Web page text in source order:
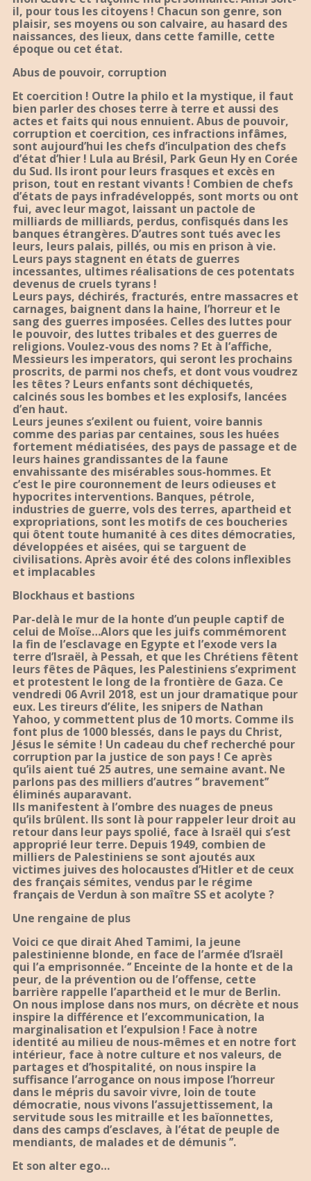
il, pour tous les citoyens ! Chacun son genre, son
plaisir, ses moyens ou son calvaire, au hasard des
naissances, des lieux, dans cette famille, cette
époque ou cet état.
Abus de pouvoir, corruption
Et coercition ! Outre la philo et la mystique, il faut
bien parler des choses terre à terre et aussi des
actes et faits qui nous ennuient. Abus de pouvoir,
corruption et coercition, ces infractions infâmes,
sont aujourd’hui les chefs d’inculpation des chefs
d’état d’hier ! Lula au Brésil, Park Geun Hy en Corée
du Sud. Ils iront pour leurs frasques et excès en
prison, tout en restant vivants ! Combien de chefs
d’états de pays infradéveloppés, sont morts ou ont
fui, avec leur magot, laissant un pactole de
milliards de milliards, perdus, confisqués dans les
banques étrangères. D’autres sont tués avec les
leurs, leurs palais, pillés, ou mis en prison à vie.
Leurs pays stagnent en états de guerres
incessantes, ultimes réalisations de ces potentats
devenus de cruels tyrans !
Leurs pays, déchirés, fracturés, entre massacres et
carnages, baignent dans la haine, l’horreur et le
sang des guerres imposées. Celles des luttes pour
le pouvoir, des luttes tribales et des guerres de
religions. Voulez-vous des noms ? Et à l’affiche,
Messieurs les imperators, qui seront les prochains
proscrits, de parmi nos chefs, et dont vous voudrez
les têtes ? Leurs enfants sont déchiquetés,
calcinés sous les bombes et les explosifs, lancées
d’en haut.
Leurs jeunes s’exilent ou fuient, voire bannis
comme des parias par centaines, sous les huées
fortement médiatisées, des pays de passage et de
leurs haines grandissantes de la faune
envahissante des misérables sous-hommes. Et
c’est le pire couronnement de leurs odieuses et
hypocrites interventions. Banques, pétrole,
industries de guerre, vols des terres, apartheid et
expropriations, sont les motifs de ces boucheries
qui ôtent toute humanité à ces dites démocraties,
développées et aisées, qui se targuent de
civilisations. Après avoir été des colons inflexibles
et implacables
Blockhaus et bastions
Par-delà le mur de la honte d’un peuple captif de
celui de Moïse…Alors que les juifs commémorent
la fin de l’esclavage en Egypte et l’exode vers la
terre d’Israël, à Pessah, et que les Chrétiens fêtent
leurs fêtes de Pâques, les Palestiniens s’expriment
et protestent le long de la frontière de Gaza. Ce
vendredi 06 Avril 2018, est un jour dramatique pour
eux. Les tireurs d’élite, les snipers de Nathan
Yahoo, y commettent plus de 10 morts. Comme ils
font plus de 1000 blessés, dans le pays du Christ,
Jésus le sémite ! Un cadeau du chef recherché pour
corruption par la justice de son pays ! Ce après
qu’ils aient tué 25 autres, une semaine avant. Ne
parlons pas des milliers d’autres ‘’ bravement’’
éliminés auparavant.
Ils manifestent à l’ombre des nuages de pneus
qu’ils brûlent. Ils sont là pour rappeler leur droit au
retour dans leur pays spolié, face à Israël qui s’est
approprié leur terre. Depuis 1949, combien de
milliers de Palestiniens se sont ajoutés aux
victimes juives des holocaustes d’Hitler et de ceux
des français sémites, vendus par le régime
français de Verdun à son maître SS et acolyte ?
Une rengaine de plus
Voici ce que dirait Ahed Tamimi, la jeune
palestinienne blonde, en face de l’armée d’Israël
qui l’a emprisonnée. ‘’ Enceinte de la honte et de la
peur, de la prévention ou de l’offense, cette
barrière rappelle l’apartheid et le mur de Berlin.
On nous implose dans nos murs, on décrète et nous
inspire la différence et l’excommunication, la
marginalisation et l’expulsion ! Face à notre
identité au milieu de nous-mêmes et en notre fort
intérieur, face à notre culture et nos valeurs, de
partages et d’hospitalité, on nous inspire la
suffisance l’arrogance on nous impose l’horreur
dans le mépris du savoir vivre, loin de toute
démocratie, nous vivons l’assujettissement, la
servitude sous les mitraille et les baïonnettes,
dans des camps d’esclaves, à l’état de peuple de
mendiants, de malades et de démunis ’’.
Et son alter ego…